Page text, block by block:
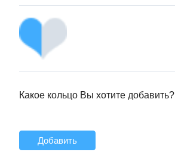
Какое кольцо Вы хотите добавить?
Добавить